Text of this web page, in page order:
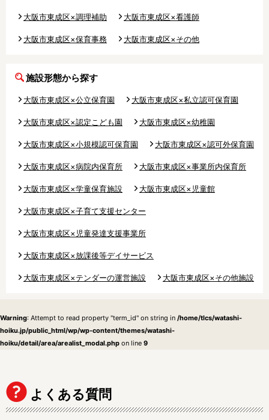
大阪市東成区×調理補助 大阪市東成区×看護師
大阪市東成区×保育事務 大阪市東成区×その他
施設形態から探す
大阪市東成区×公立保育園 大阪市東成区×私立認可保育園
大阪市東成区×認定こども園 大阪市東成区×幼稚園
大阪市東成区×小規模認可保育園 大阪市東成区×認可外保育園
大阪市東成区×病院内保育所 大阪市東成区×事業所内保育所
大阪市東成区×学童保育施設 大阪市東成区×児童館
大阪市東成区×子育て支援センター
大阪市東成区×児童発達支援事業所
大阪市東成区×放課後等デイサービス
大阪市東成区×テンダーの運営施設 大阪市東成区×その他施設
Warning: Attempt to read property "term_id" on string in /home/tlcs/watashi-
hoiku.jp/public_html/wp/wp-content/themes/watashi-
hoiku/detail/area/arealist_modal.php on line 9
よくある質問